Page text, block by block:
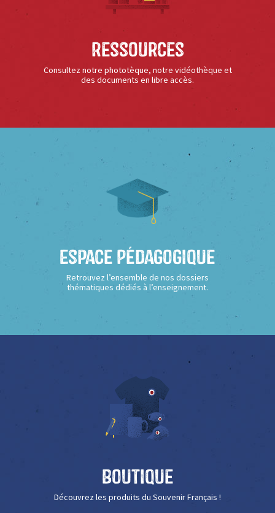
Ressources
Consultez notre phototèque, notre vidéothèque et
des documents en libre accès.
Espace Pédagogique
Retrouvez l’ensemble de nos dossiers
thématiques dédiés à l’enseignement.
Boutique
Découvrez les produits du Souvenir Français !